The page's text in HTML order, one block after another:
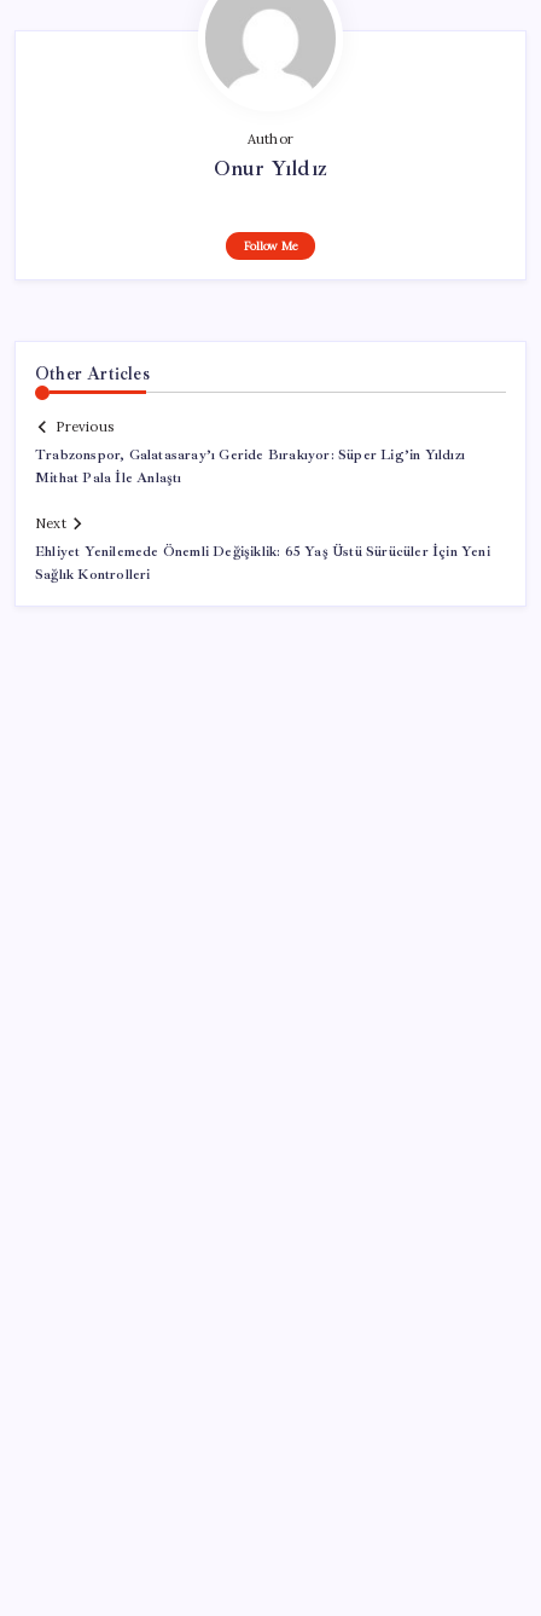
Author
Onur Yıldız
Follow Me
Other Articles
Previous
Trabzonspor, Galatasaray’ı Geride Bırakıyor: Süper Lig’in Yıldızı
Mithat Pala İle Anlaştı
Next
Ehliyet Yenilemede Önemli Değişiklik: 65 Yaş Üstü Sürücüler İçin Yeni
Sağlık Kontrolleri